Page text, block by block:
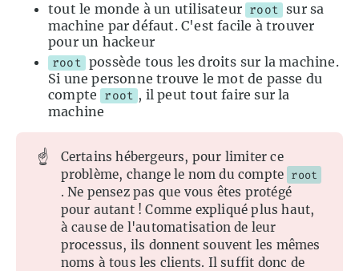
tout le monde à un utilisateur root sur sa
machine par défaut. C'est facile à trouver
pour un hackeur
root possède tous les droits sur la machine.
Si une personne trouve le mot de passe du
compte root , il peut tout faire sur la
machine
☝️
Certains hébergeurs, pour limiter ce
problème, change le nom du compte root
. Ne pensez pas que vous êtes protégé
pour autant ! Comme expliqué plus haut,
à cause de l'automatisation de leur
processus, ils donnent souvent les mêmes
noms à tous les clients. Il suffit donc de